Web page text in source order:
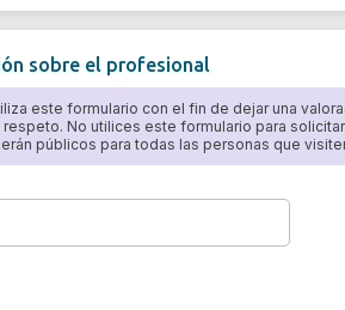
sobre el profesional
este formulario con el fin de dejar una
No utilices este formulario para
públicos para todas las personas que